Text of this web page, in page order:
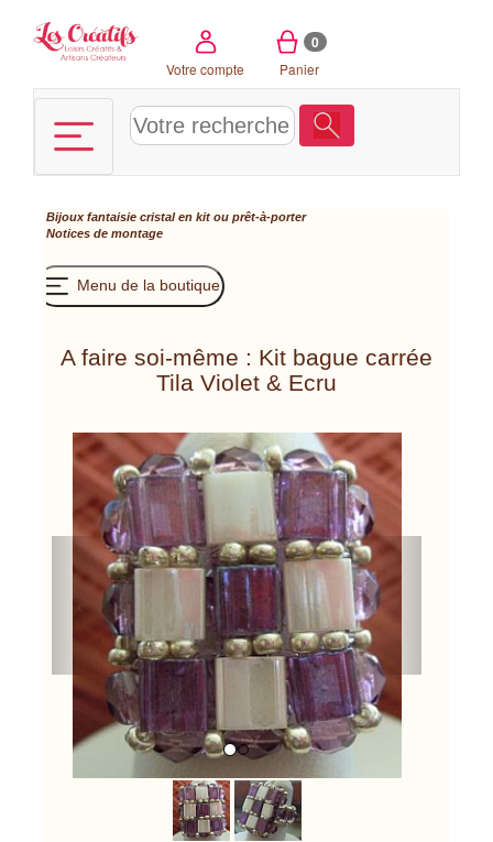
Votre compte
0
Panier
Bijoux fantaisie cristal en kit ou prêt-à-porter
Notices de montage
Menu de la boutique
A faire soi-même : Kit bague carrée
Tila Violet & Ecru
Previous Next